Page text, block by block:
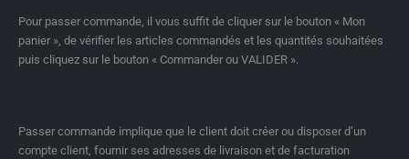
Pour passer commande, il vous suffit de cliquer sur le bouton « Mon
panier », de vérifier les articles commandés et les quantités souhaitées
puis cliquez sur le bouton « Commander ou VALIDER ».
Passer commande implique que le client doit créer ou disposer d’un
compte client, fournir ses adresses de livraison et de facturation